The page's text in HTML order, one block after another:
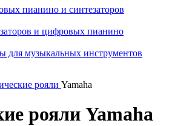
пианино и синтезаторов
и цифровых пианино
для музыкальных инструментов
рояли Yamaha
рояли Yamaha